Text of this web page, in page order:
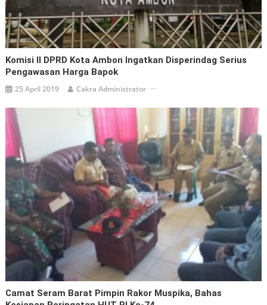
Komisi II DPRD Kota Ambon Ingatkan Disperindag Serius
Pengawasan Harga Bapok
25 April 2019 Cakra Administrator
Camat Seram Barat Pimpin Rakor Muspika, Bahas